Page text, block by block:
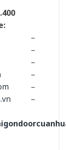
–
–
–